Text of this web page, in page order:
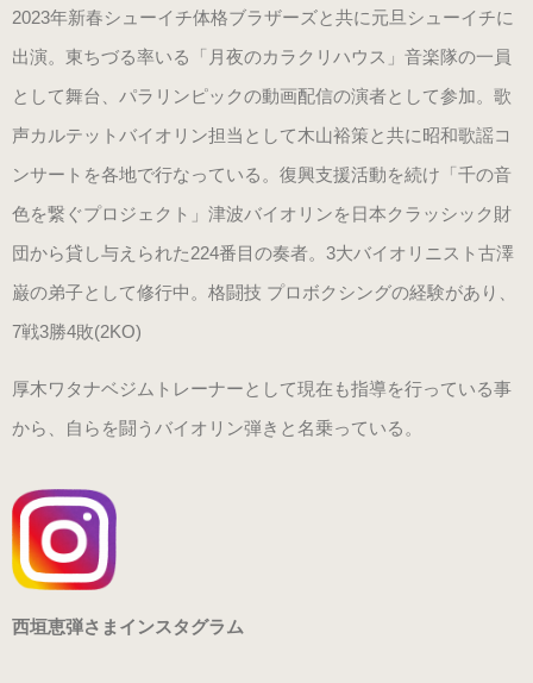
男女兼用（ヒール高2cm）
色から選ぶ
ゴールド・シルバー系
その他のカラー
ヒールの高さから選ぶ
ヒールの低いピアノシューズ
性別から選ぶ
2023年新春シューイチ体格ブラザーズと共に元旦シューイチに
出演。東ちづる率いる「月夜のカラクリハウス」音楽隊の一員
として舞台、パラリンピックの動画配信の演者として参加。歌
声カルテットバイオリン担当として木山裕策と共に昭和歌謡コ
ンサートを各地で行なっている。復興支援活動を続け「千の音
色を繋ぐプロジェクト」津波バイオリンを日本クラッシック財
団から貸し与えられた224番目の奏者。3大バイオリニスト古澤
巌の弟子として修行中。格闘技 プロボクシングの経験があり、
7戦3勝4敗(2KO)
厚木ワタナベジムトレーナーとして現在も指導を行っている事
から、自らを闘うバイオリン弾きと名乗っている。
西垣恵弾さまインスタグラム